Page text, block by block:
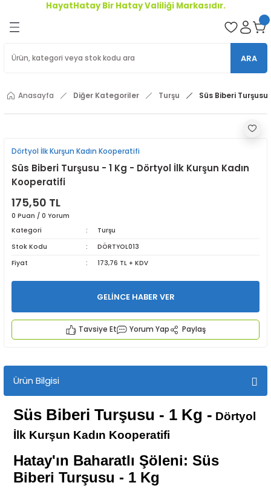
HayatHatay Bir Hatay Valiliği Markasıdır.
ARA
Anasayfa Diğer Kategoriler Turşu Süs Biberi
Dörtyol İlk Kurşun Kadın Kooperatifi
Süs Biberi Turşusu - 1 Kg - Dörtyol İlk Kurşun Kadın
Kooperatifi
175,50 TL
0 Puan / 0 Yorum
Kategori
Turşu
Stok Kodu
DÖRTYOL013
Fiyat
173,76 TL + KDV
GELİNCE HABER VER
Tavsiye Et Yorum Yap Paylaş
Ürün Bilgisi
Süs Biberi Turşusu - 1 Kg - Dörtyol
İlk Kurşun Kadın Kooperatifi
Hatay'ın Baharatlı Şöleni: Süs
Biberi Turşusu - 1 Kg